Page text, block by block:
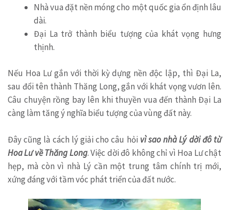
Nhà vua đặt nền móng cho một quốc gia ổn định lâu
dài.
Đại La trở thành biểu tượng của khát vọng hưng
thịnh.
Nếu Hoa Lư gắn với thời kỳ dựng nền độc lập, thì Đại La,
sau đổi tên thành Thăng Long, gắn với khát vọng vươn lên.
Câu chuyện rồng bay lên khi thuyền vua đến thành Đại La
càng làm tăng ý nghĩa biểu tượng của vùng đất này.
Đây cũng là cách lý giải cho câu hỏi vì sao nhà Lý dời đô từ
Hoa Lư về Thăng Long. Việc dời đô không chỉ vì Hoa Lư chật
hẹp, mà còn vì nhà Lý cần một trung tâm chính trị mới,
xứng đáng với tầm vóc phát triển của đất nước.